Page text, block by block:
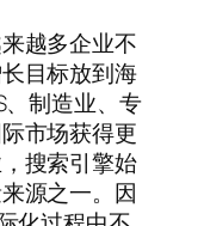
越多企业不
目标放到海
制造业、专
市场获得更
搜索引擎始
源之一。因